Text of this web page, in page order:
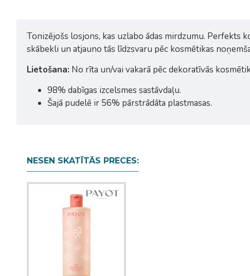
Tonizējošs losjons, kas uzlabo ādas mirdzumu. Perfekts
skābekli un atjauno tās līdzsvaru pēc kosmētikas
Lietošana: No rīta un/vai vakarā pēc dekoratīvās
98% dabīgas izcelsmes sastāvdaļu.
Šajā pudelē ir 56% pārstrādāta plastmasas.
NESEN SKATĪTĀS PRECES: